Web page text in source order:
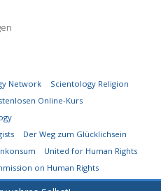
Network
Scientology Religion
Online-Kurs
Der Weg zum Glücklichsein
United for Human Rights
on Human Rights